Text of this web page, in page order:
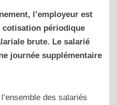
l’employeur est
cotisation périodique
brute. Le salarié
journée supplémentaire
des salariés